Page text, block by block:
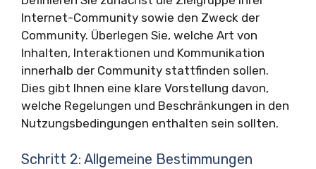
Internet-Community sowie den Zweck der
Community. Überlegen Sie, welche Art von
Inhalten, Interaktionen und Kommunikation
innerhalb der Community stattfinden sollen.
Dies gibt Ihnen eine klare Vorstellung davon,
welche Regelungen und Beschränkungen in den
Nutzungsbedingungen enthalten sein sollten.
Schritt 2: Allgemeine Bestimmungen